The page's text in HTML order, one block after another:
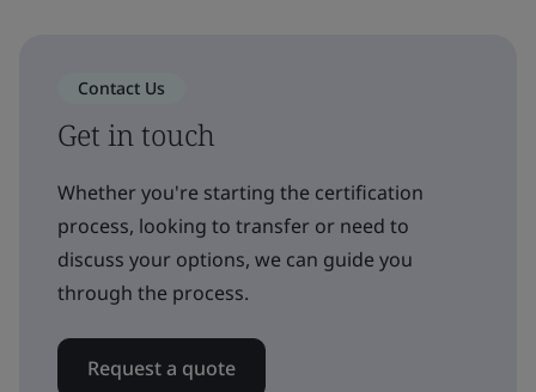
Contact Us
Get in touch
Whether you're starting the certification
process, looking to transfer or need to
discuss your options, we can guide you
through the process.
Request a quote